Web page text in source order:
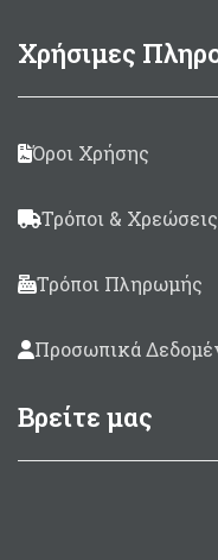
Χρήσιμες
Όροι Χρήσης
Τρόποι &
Τρόποι Πληρωμής
Προσωπικά
Βρείτε μας